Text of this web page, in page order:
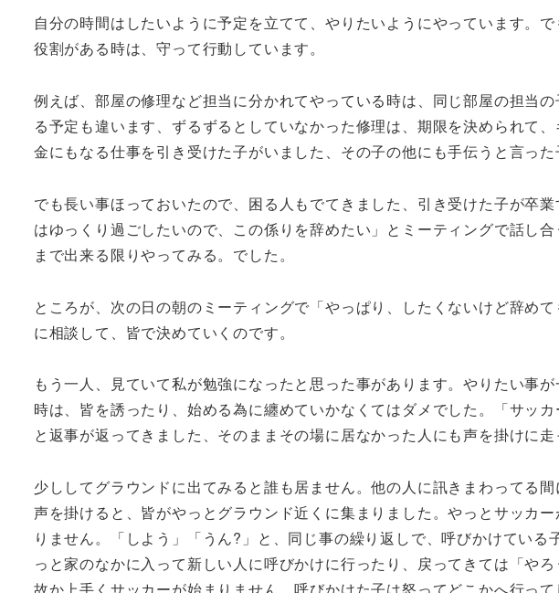
自分の時間はしたいように予定を立てて、やりたいようにやっています。
役割がある時は、守って行動しています。
例えば、部屋の修理など担当に分かれてやっている時は、同じ部屋の担当
る予定も違います、ずるずるとしていなかった修理は、期限を決められて
金にもなる仕事を引き受けた子がいました、その子の他にも手伝うと言った
でも長い事ほっておいたので、困る人もでてきました、引き受けた子が卒
はゆっくり過ごしたいので、この係りを辞めたい」とミーティングで話し
まで出来る限りやってみる。でした。
ところが、次の日の朝のミーティングで「やっぱり、したくないけど辞め
に相談して、皆で決めていくのです。
もう一人、見ていて私が勉強になったと思った事があります。やりたい事
時は、皆を誘ったり、始める為に纏めていかなくてはダメでした。「サッ
と返事が返ってきました、そのままその場に居なかった人にも声を掛けに走
少ししてグラウンドに出てみると誰も居ません。他の人に訊きまわってる
声を掛けると、皆がやっとグラウンド近くに集まりました。やっとサッカ
りません。「しよう」「うん?」と、同じ事の繰り返しで、呼びかけてい
っと家のなかに入って新しい人に呼びかけに行ったり、戻ってきては「や